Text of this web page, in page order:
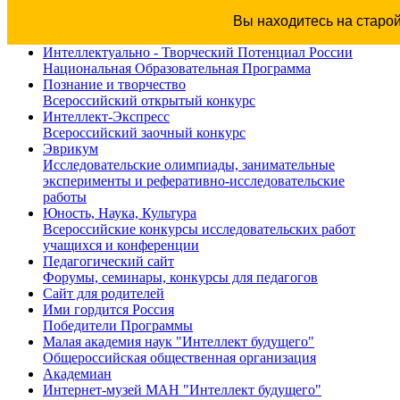
Вы находитесь на
Интеллектуально - Творческий Потенциал России
Национальная Образовательная Программа
Познание и творчество
Всероссийский открытый конкурс
Интеллект-Экспресс
Всероссийский заочный конкурс
Эврикум
Исследовательские олимпиады, занимательные
эксперименты и реферативно-исследовательские
работы
Юность, Наука, Культура
Всероссийские конкурсы исследовательских работ
учащихся и конференции
Педагогический сайт
Форумы, семинары, конкурсы для педагогов
Сайт для родителей
Ими гордится Россия
Победители Программы
Малая академия наук "Интеллект будущего"
Общероссийская общественная организация
Академиан
Интернет-музей МАН "Интеллект будущего"